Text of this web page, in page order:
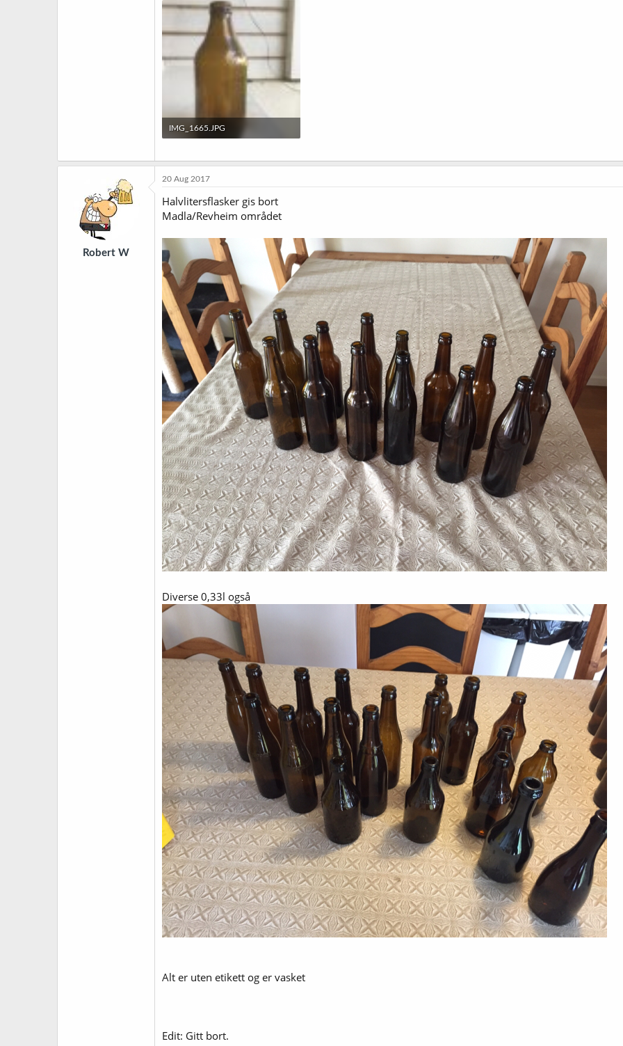
IMG_1665.JPG
Robert W
20 Aug 2017
Halvlitersflasker gis bort
Madla/Revheim området
Diverse 0,33l også
Alt er uten etikett og er vasket
Edit: Gitt bort.